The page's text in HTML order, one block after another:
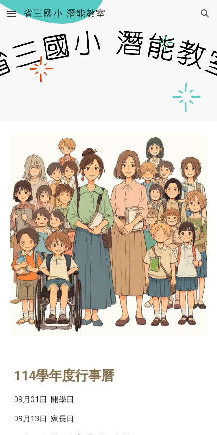
Skip to main content Skip to navigation
省三國小 潛能教室
114學年度行事曆
09月01日 開學日
09月13日 家長日